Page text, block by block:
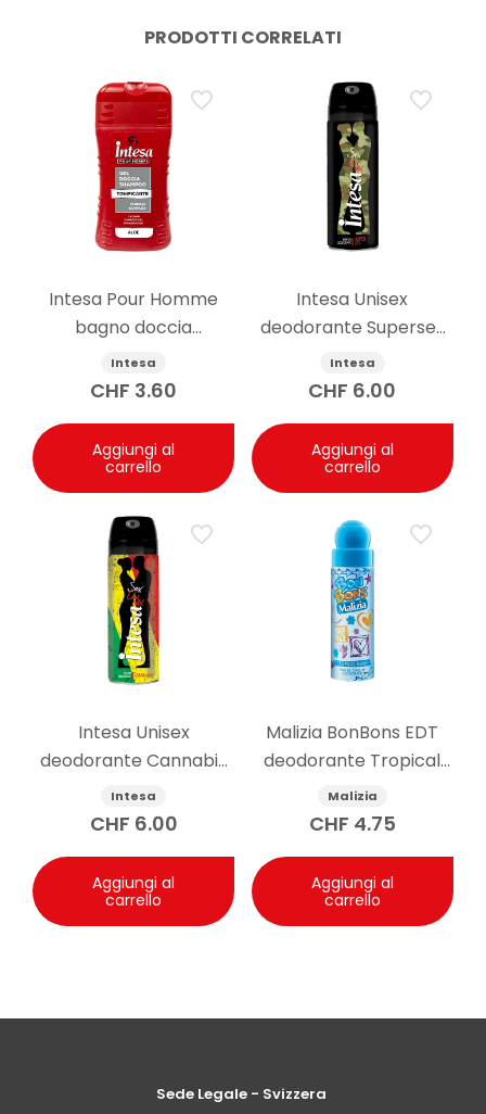
PRODOTTI CORRELATI
Intesa Pour Homme
bagno doccia
shampoo Aloe 250ml
Intesa
CHF 3.60
Aggiungi al
carrello
Intesa Unisex
deodorante Supersex
Mimetic 24h 125ml
Intesa
CHF 6.00
Aggiungi al
carrello
Intesa Unisex
deodorante Cannabis
125ml
Intesa
CHF 6.00
Aggiungi al
carrello
Malizia BonBons EDT
deodorante Tropical
Berry 75 ml
Malizia
CHF 4.75
Aggiungi al
carrello
Sede Legale - Svizzera